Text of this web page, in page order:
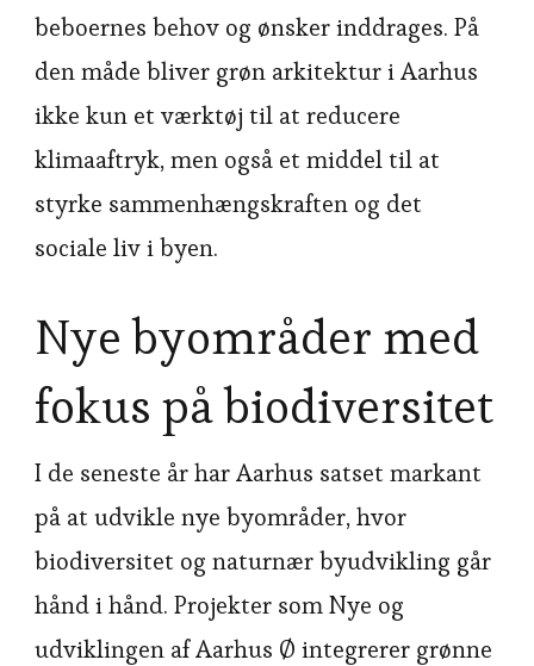
beboernes behov og ønsker inddrages. På
den måde bliver grøn arkitektur i Aarhus
ikke kun et værktøj til at reducere
klimaaftryk, men også et middel til at
styrke sammenhængskraften og det
sociale liv i byen.
Nye byområder med
fokus på biodiversitet
I de seneste år har Aarhus satset markant
på at udvikle nye byområder, hvor
biodiversitet og naturnær byudvikling går
hånd i hånd. Projekter som Nye og
udviklingen af Aarhus Ø integrerer grønne